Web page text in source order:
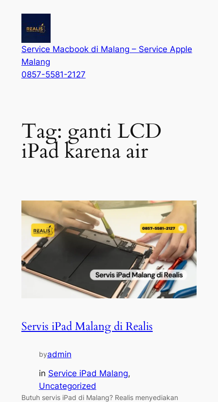
Service Macbook di Malang – Service Apple
Malang
0857-5581-2127
Tag: ganti LCD
iPad karena air
Servis iPad Malang di Realis
byadmin
in Service iPad Malang
Uncategorized
Butuh servis iPad di Malang? Realis menyediakan